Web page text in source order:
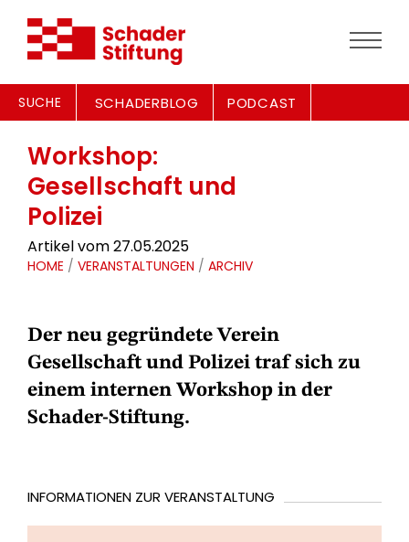
SUCHE SCHADERBLOG PODCAST
Workshop:
Gesellschaft und
Polizei
Artikel vom 27.05.2025
HOME / VERANSTALTUNGEN / ARCHIV
Der neu gegründete Verein
Gesellschaft und Polizei traf sich zu
einem internen Workshop in der
Schader-Stiftung.
INFORMATIONEN ZUR VERANSTALTUNG